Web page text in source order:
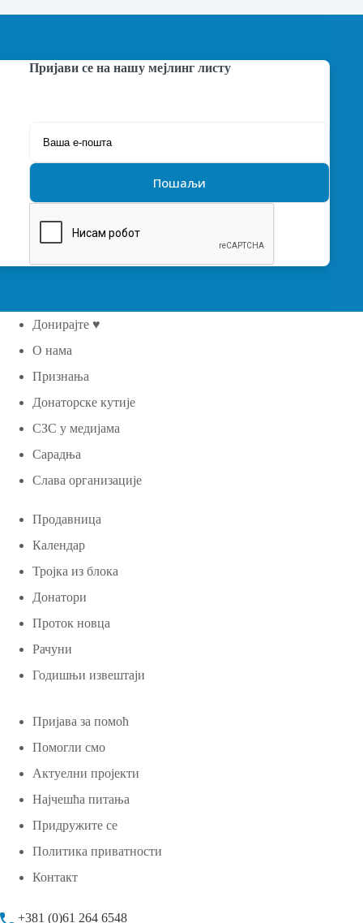
Пријави се на нашу мејлинг листу
Донирајте ♥
О нама
Признања
Донаторске кутије
СЗС у медијама
Сарадња
Слава организације
Продавница
Календар
Тројка из блока
Донатори
Проток новца
Рачуни
Годишњи извештаји
Пријава за помоћ
Помогли смо
Актуелни пројекти
Најчешћа питања
Придружите се
Политика приватности
Контакт
+381 (0)61 264 6548